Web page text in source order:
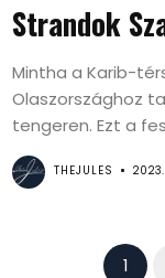
Strandok
Mintha a Karib-
Olaszországhoz
tengeren. Ezt a
THEJULES
1